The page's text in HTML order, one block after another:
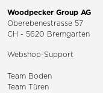
Woodpecker Group AG
Oberebenestrasse 57
CH - 5620 Bremgarten
Webshop-Support
Team Boden
Team Türen